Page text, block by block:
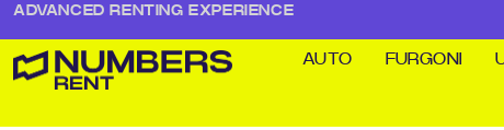
ADVANCED RENTING EXPERIENCE
AUTO FURGONI